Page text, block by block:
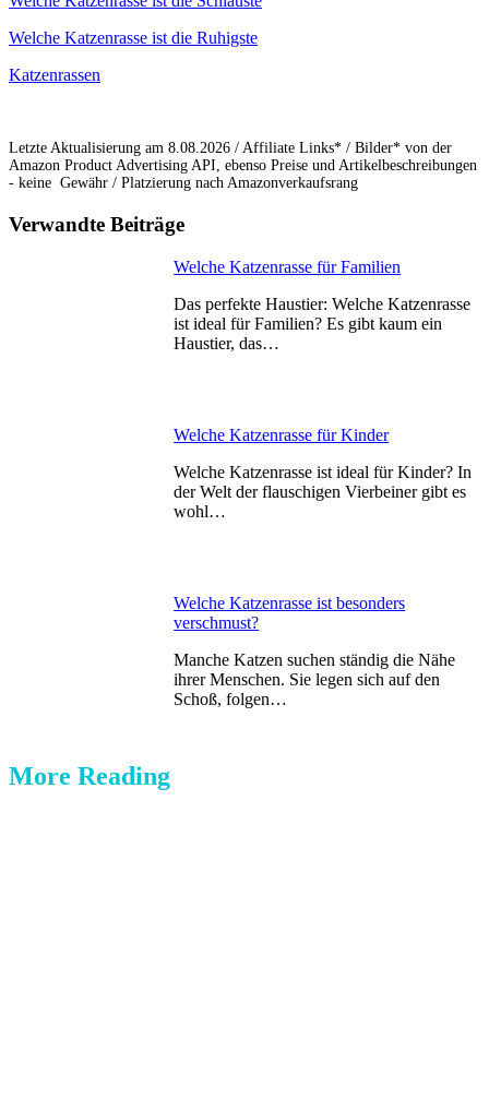
Welche Katzenrasse ist die Ruhigste
Katzenrassen
Letzte Aktualisierung am 8.08.2026 / Affiliate Links* / Bilder* von der
Amazon Product Advertising API, ebenso Preise und Artikelbeschreibungen
- keine Gewähr / Platzierung nach Amazonverkaufsrang
Verwandte Beiträge
Welche Katzenrasse für Familien
Das perfekte Haustier: Welche Katzenrasse
ist ideal für Familien? Es gibt kaum ein
Haustier, das…
Welche Katzenrasse für Kinder
Welche Katzenrasse ist ideal für Kinder? In
der Welt der flauschigen Vierbeiner gibt es
wohl…
Welche Katzenrasse ist besonders
verschmust?
Manche Katzen suchen ständig die Nähe
ihrer Menschen. Sie legen sich auf den
Schoß, folgen…
More Reading